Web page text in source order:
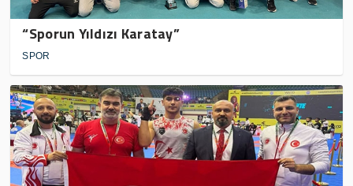
“Sporun Yıldızı Karatay”
SPOR